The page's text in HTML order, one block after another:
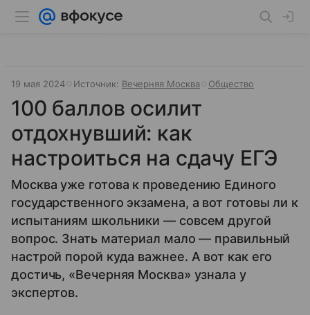
19 мая 2024 Источник: Вечерняя Москва Общество
100 баллов осилит
отдохнувший: как
настроиться на сдачу ЕГЭ
Москва уже готова к проведению Единого
государственного экзамена, а вот готовы ли к
испытаниям школьники — совсем другой
вопрос. Знать материал мало — правильный
настрой порой куда важнее. А вот как его
достичь, «Вечерняя Москва» узнала у
экспертов.